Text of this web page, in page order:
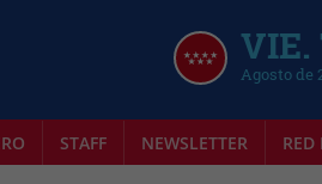
VIE.
Agosto de
STAFF NEWSLETTER RED